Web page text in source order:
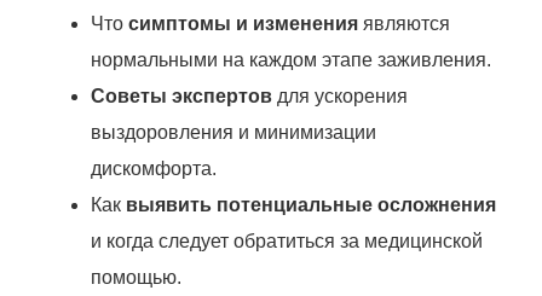
Что симптомы и изменения являются
нормальными на каждом этапе заживления.
Советы экспертов для ускорения
выздоровления и минимизации
дискомфорта.
Как выявить потенциальные осложнения
и когда следует обратиться за медицинской
помощью.